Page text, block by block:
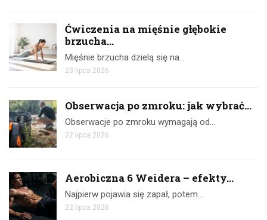
Ćwiczenia na mięśnie głębokie
brzucha...
Mięśnie brzucha dzielą się na…
23 lipca 2026
Obserwacja po zmroku: jak wybrać...
Obserwacje po zmroku wymagają od…
22 lipca 2026
Aerobiczna 6 Weidera – efekty...
Najpierw pojawia się zapał, potem…
22 lipca 2026